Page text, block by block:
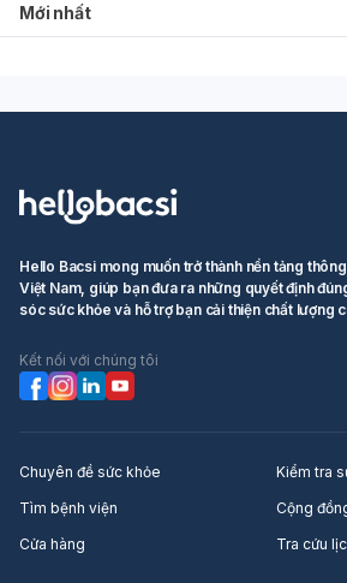
Mới nhất
Hello Bacsi mong muốn trở thành nền tảng
Việt Nam, giúp bạn đưa ra những quyết định
sóc sức khỏe và hỗ trợ bạn cải thiện chất lượng
Kết nối với chúng tôi
Chuyên đề sức khỏe
Kiểm tra
Tìm bệnh viện
Cộng
Cửa hàng
Tra cứu